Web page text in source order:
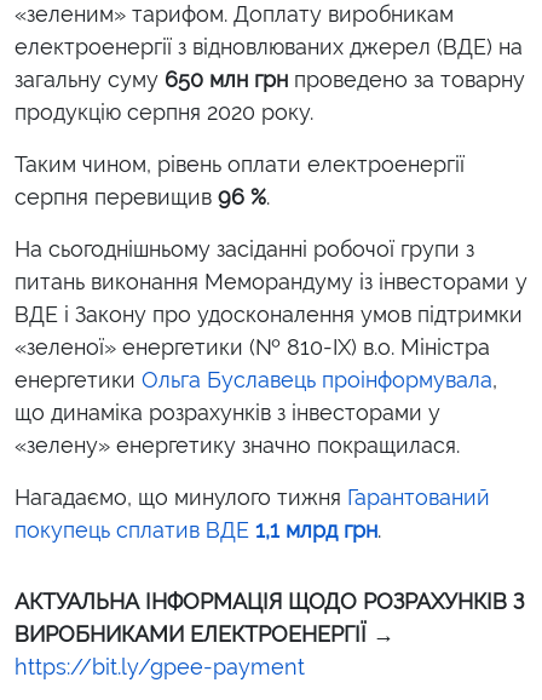
«зеленим» тарифом. Доплату виробникам
електроенергії з відновлюваних джерел (ВДЕ) на
загальну суму 650 млн грн проведено за товарну
продукцію серпня 2020 року.
Таким чином, рівень оплати електроенергії
серпня перевищив 96 %.
На сьогоднішньому засіданні робочої групи з
питань виконання Меморандуму із інвесторами у
ВДЕ і Закону про удосконалення умов підтримки
«зеленої» енергетики (№ 810-IX) в.о. Міністра
енергетики Ольга Буславець проінформувала,
що динаміка розрахунків з інвесторами у
«зелену» енергетику значно покращилася.
Нагадаємо, що минулого тижня Гарантований
покупець сплатив ВДЕ 1,1 млрд грн.
АКТУАЛЬНА ІНФОРМАЦІЯ ЩОДО РОЗРАХУНКІВ З
ВИРОБНИКАМИ ЕЛЕКТРОЕНЕРГІЇ →
https://bit.ly/gpee-payment